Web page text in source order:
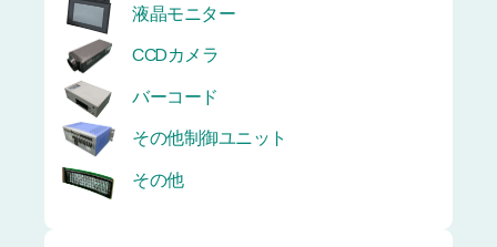
液晶モニター
CCDカメラ
バーコード
その他制御ユニット
その他